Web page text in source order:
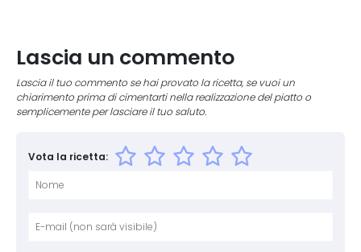
Lascia un commento
Lascia il tuo commento se hai provato la ricetta, se vuoi un
chiarimento prima di cimentarti nella realizzazione del piatto o
semplicemente per lasciare il tuo saluto.
Vota la ricetta: